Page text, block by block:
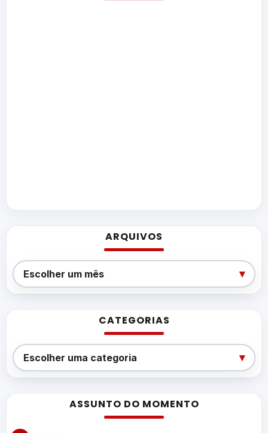
ARQUIVOS
Arquivos
Escolher um mês ▾
CATEGORIAS
Categorias
Escolher uma categoria ▾
ASSUNTO DO MOMENTO